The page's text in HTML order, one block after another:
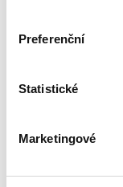
Preferenční
Statistické
Marketingové
Kategorie
Zepter Blog (19)